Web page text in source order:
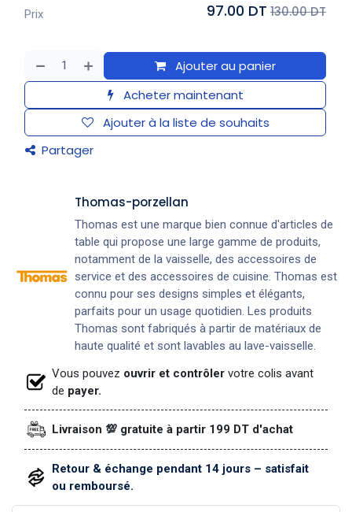
Ajouter au panier
Acheter maintenant
Ajouter à la liste de souhaits
Partager
Prix 97.00 DT 130.00 DT
Thomas-porzellan
Thomas est une marque bien connue d'articles de
table qui propose une large gamme de produits,
notamment de la vaisselle, des accessoires de
service et des accessoires de cuisine. Thomas est
connu pour ses designs simples et élégants,
parfaits pour un usage quotidien. Les produits
Thomas sont fabriqués à partir de matériaux de
haute qualité et sont lavables au lave-vaisselle.
Vous pouvez ouvrir et contrôler votre colis avant
de payer.
Livraison 💯 gratuite à partir 199 DT d'achat
Retour & échange pendant 14 jours – satisfait
ou remboursé.